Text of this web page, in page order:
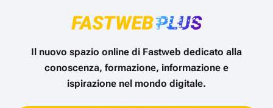
Il nuovo spazio online di Fastweb dedicato alla
conoscenza, formazione, informazione e
ispirazione nel mondo digitale.